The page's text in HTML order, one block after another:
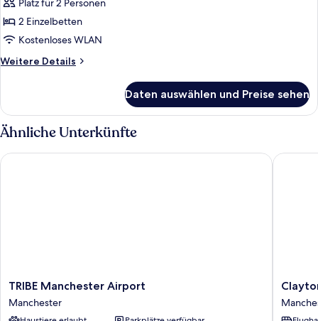
Zweibettzimmer,
2 Einzelbetten
anzeigen
Platz für 2 Personen
2 Einzelbetten
Kostenloses WLAN
Weitere Details
Weitere
Zweibettzimmer,
2 Einzelbetten
Daten auswählen und Preise sehen
Ähnliche Unterkünfte
TRIBE
Manchester
Airport
TRIBE Manchester Airport
Manchester
TRIBE Manchester Airport
Clayton
Hotel,
Clayton